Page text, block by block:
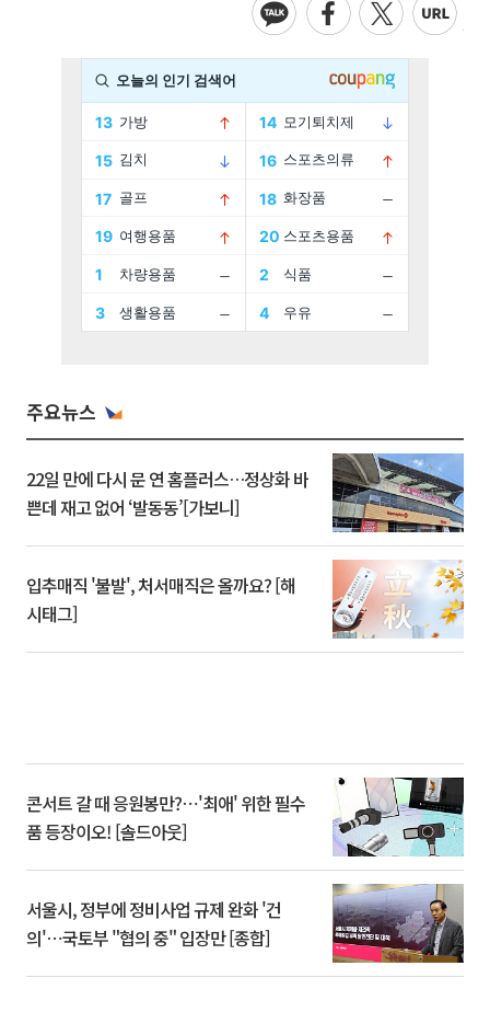
주요뉴스
22일 만에 다시 문 연 홈플러스…정상화 바
쁜데 재고 없어 ‘발동동’[가보니]
입추매직 '불발', 처서매직은 올까요? [해
시태그]
콘서트 갈 때 응원봉만?⋯'최애' 위한 필수
품 등장이오! [솔드아웃]
서울시, 정부에 정비사업 규제 완화 '건
의'⋯국토부 "협의 중" 입장만 [종합]